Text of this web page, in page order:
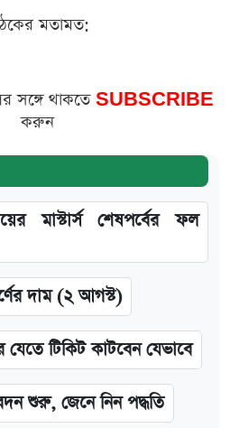
মতামত:
সঙ্গে থাকতে SUBSCRIBE
করুন
মাস্টার্স শেষপর্বের ফল
দাম (২ আগস্ট)
টিকিট কাটবেন যেভাবে
শুরু, জেনে নিন পদ্ধতি